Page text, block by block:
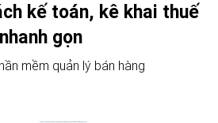
kế toán, kê khai thuế
nhanh gọn
mềm quản lý bán hàng